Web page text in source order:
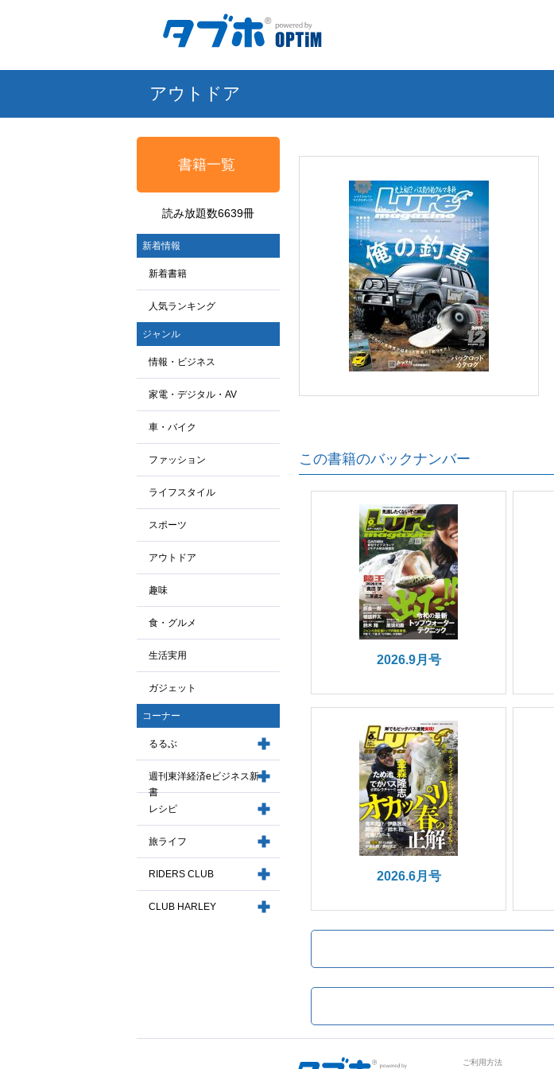
アウトドア
書籍一覧
読み放題数6639冊
新着情報
新着書籍
人気ランキング
ジャンル
情報・ビジネス
家電・デジタル・AV
車・バイク
ファッション
ライフスタイル
スポーツ
アウトドア
趣味
食・グルメ
生活実用
ガジェット
コーナー
るるぶ
週刊東洋経済eビジネス新
書
レシピ
旅ライフ
RIDERS CLUB
CLUB HARLEY
この書籍のバックナンバー
2026.9月号
2026.6月号
ご利用方法